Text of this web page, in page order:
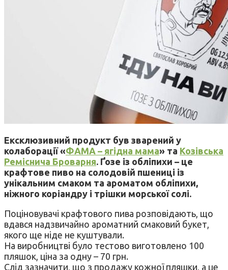
Ексклюзивний продукт був зварений у
колаборації «ФАМА – ягідна мама» та Козівська
Реміснича Броварня. Ґозе із обліпихи – це
крафтове пиво на солодовій пшениці із
унікальним смаком та ароматом обліпихи,
ніжного коріандру і трішки морської солі.
Поціновувачі крафтового пива розповідають, що
вдався надзвичайно ароматний смаковий букет,
якого ще ніде не куштували.
На виробництві було тестово виготовлено 100
пляшок, ціна за одну – 70 грн.
Слід зазначити, що з продажу кожної пляшки, а це